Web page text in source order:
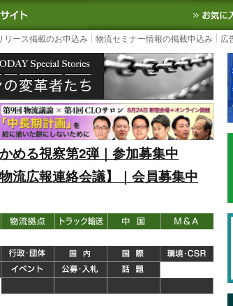
内最大の物流ニュースサイト3PL, SCMなど国内外の最
リース掲載のお申込み 物流セミナー情報の掲載申込み 広
める視察第2弾｜参加募集中
流広報連絡会議】｜会員募集中